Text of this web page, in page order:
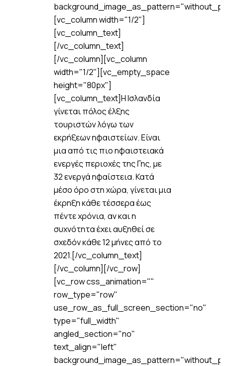
[vc_column width="1/2"]
[vc_column_text]
[/vc_column_text]
[/vc_column][vc_column
width="1/2"][vc_empty_space
height="80px"]
[vc_column_text]Η Ισλανδία
γίνεται πόλος έλξης
τουριστών λόγω των
εκρήξεων ηφαιστείων. Είναι
μια από τις πιο ηφαιστειακά
ενεργές περιοχές της Γης, με
32 ενεργά ηφαίστεια. Κατά
μέσο όρο στη χώρα, γίνεται μια
έκρηξη κάθε τέσσερα έως
πέντε χρόνια, αν και η
συχνότητα έχει αυξηθεί σε
σχεδόν κάθε 12 μήνες από το
2021.[/vc_column_text]
[/vc_column][/vc_row]
[vc_row css_animation=""
row_type="row"
use_row_as_full_screen_section="no"
type="full_width"
angled_section="no"
text_align="left"